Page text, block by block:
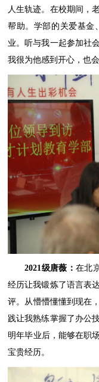
人生轨迹。在校期间，
帮助。学部的关爱基金
业。听与我一起参加社
我很为他感到开心，也
2021级唐薇：在北
经历让我锻炼了语言表
评。从懵懵懂懂到现在
践让我熟练掌握了办公
明年毕业后，能够在职
宝贵经历。